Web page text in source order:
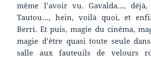
même l’avoir vu. Gavalda…,
Tautou…, hein, voilà quoi, et
Berri. Et puis, magie du cinéma,
magie d’être quasi toute seule
salle aux fauteuils de velours